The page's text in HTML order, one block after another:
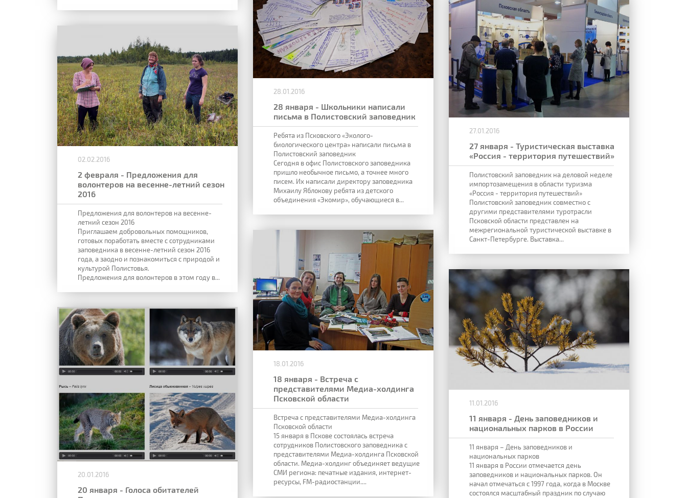
02.02.2016
2 февраля - Предложения для
волонтеров на весенне-летний сезон
2016
Предложения для волонтеров на весенне-
летний сезон 2016
Приглашаем добровольных помощников,
готовых поработать вместе с сотрудниками
заповедника в весенне-летний сезон 2016
года, а заодно и познакомиться с природой и
культурой Полистовья.
Предложения для волонтеров в этом году в...
28.01.2016
28 января - Школьники написали
письма в Полистовский заповедник
Ребята из Псковского «Эколого-
биологического центра» написали письма в
Полистовский заповедник
Сегодня в офис Полистовского заповедника
пришло необычное письмо, а точнее много
писем. Их написали директору заповедника
Михаилу Яблокову ребята из детского
объединения «Экомир», обучающиеся в...
27.01.2016
27 января - Туристическая выставка
«Россия - территория путешествий»
Полистовский заповедник на деловой неделе
импортозамещения в области туризма
«Россия - территория путешествий»
Полистовский заповедник совместно с
другими представителями туротрасли
Псковской области представлен на
межрегиональной туристической выставке в
Санкт-Петербурге. Выставка...
20.01.2016
20 января - Голоса обитателей
18.01.2016
18 января - Встреча с
представителями Медиа-холдинга
Псковской области
Встреча с представителями Медиа-холдинга
Псковской области
15 января в Пскове состоялась встреча
сотрудников Полистовского заповедника с
представителями Медиа-холдинга Псковской
области. Медиа-холдинг объединяет ведущие
СМИ региона: печатные издания, интернет-
ресурсы, FM-радиостанции....
11.01.2016
11 января - День заповедников и
национальных парков в России
11 января – День заповедников и
национальных парков
11 января в России отмечается день
заповедников и национальных парков. Он
начал отмечаться с 1997 года, когда в Москве
состоялся масштабный праздник по случаю